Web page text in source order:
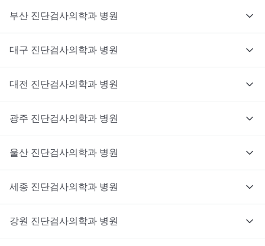
부산 진단검사의학과 병원
대구 진단검사의학과 병원
대전 진단검사의학과 병원
광주 진단검사의학과 병원
울산 진단검사의학과 병원
세종 진단검사의학과 병원
강원 진단검사의학과 병원